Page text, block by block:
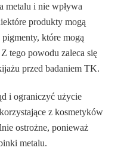
metalu i nie wpływa
produkty mogą
które mogą
tego powodu zaleca się
przed badaniem TK.
i ograniczyć użycie
z kosmetyków
ostrożne, ponieważ
metalu.